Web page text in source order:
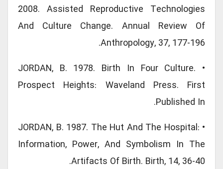
2008. Assisted Reproductive Technologies
And Culture Change. Annual Review Of
Anthropology, 37, 177-196.
• JORDAN, B. 1978. Birth In Four Culture.
Prospect Heights: Waveland Press. First
Published In.
• JORDAN, B. 1987. The Hut And The Hospital:
Information, Power, And Symbolism In The
Artifacts Of Birth. Birth, 14, 36-40.